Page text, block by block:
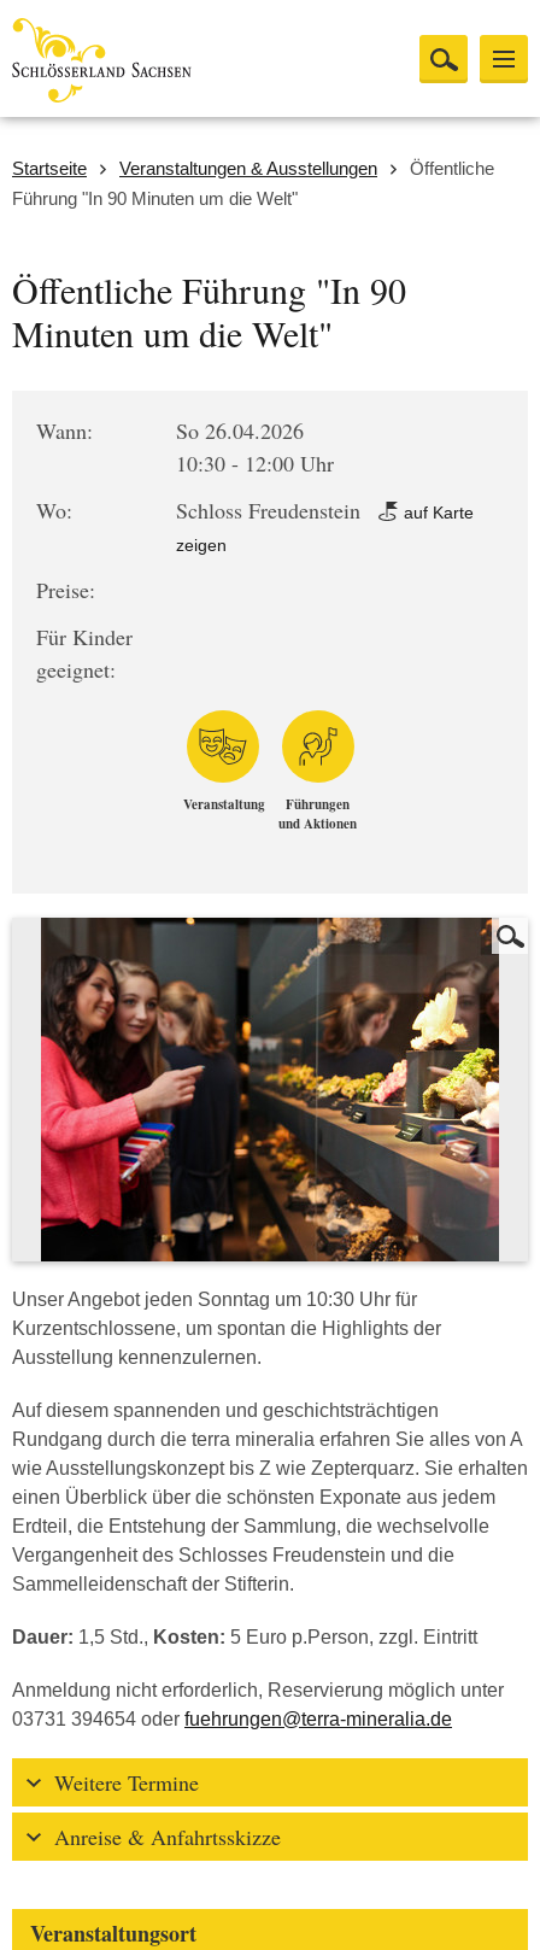
Startseite Veranstaltungen & Ausstellungen
Öffentliche
Führung "In 90 Minuten um die Welt"
Öffentliche Führung "In 90
Minuten um die Welt"
Wann:
So 26.04.2026
10:30 - 12:00 Uhr
Wo:
Schloss Freudenstein
auf Karte
zeigen
Preise:
Für Kinder
geeignet:
Veranstaltung
Führungen
und Aktionen
Unser Angebot jeden Sonntag um 10:30 Uhr für
Kurzentschlossene, um spontan die Highlights der
Ausstellung kennenzulernen.
Auf diesem spannenden und geschichtsträchtigen
Rundgang durch die terra mineralia erfahren Sie alles von A
wie Ausstellungskonzept bis Z wie Zepterquarz. Sie erhalten
einen Überblick über die schönsten Exponate aus jedem
Erdteil, die Entstehung der Sammlung, die wechselvolle
Vergangenheit des Schlosses Freudenstein und die
Sammelleidenschaft der Stifterin.
Dauer: 1,5 Std., Kosten: 5 Euro p.Person, zzgl. Eintritt
Anmeldung nicht erforderlich, Reservierung möglich unter
03731 394654 oder fuehrungen@terra-mineralia.de
Weitere Termine
Anreise & Anfahrtsskizze
Veranstaltungsort